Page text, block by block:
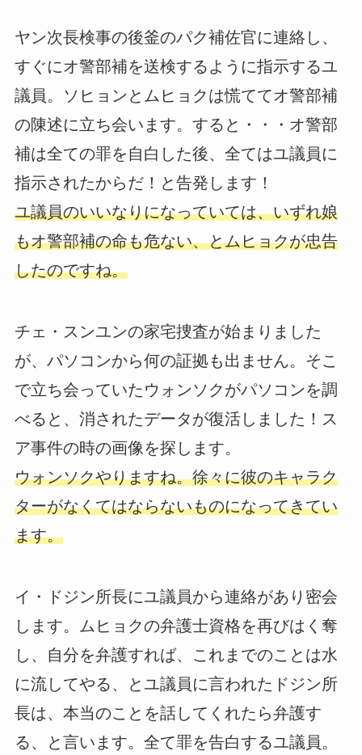
ヤン次長検事の後釜のパク補佐官に連絡し、
すぐにオ警部補を送検するように指示するユ
議員。ソヒョンとムヒョクは慌ててオ警部補
の陳述に立ち会います。すると・・・オ警部
補は全ての罪を自白した後、全てはユ議員に
指示されたからだ！と告発します！
ユ議員のいいなりになっていては、いずれ娘
もオ警部補の命も危ない、とムヒョクが忠告
したのですね。
チェ・スンユンの家宅捜査が始まりました
が、パソコンから何の証拠も出ません。そこ
で立ち会っていたウォンソクがパソコンを調
べると、消されたデータが復活しました！ス
ア事件の時の画像を探します。
ウォンソクやりますね。徐々に彼のキャラク
ターがなくてはならないものになってきてい
ます。
イ・ドジン所長にユ議員から連絡があり密会
します。ムヒョクの弁護士資格を再びはく奪
し、自分を弁護すれば、これまでのことは水
に流してやる、とユ議員に言われたドジン所
長は、本当のことを話してくれたら弁護す
る、と言います。全て罪を告白するユ議員。